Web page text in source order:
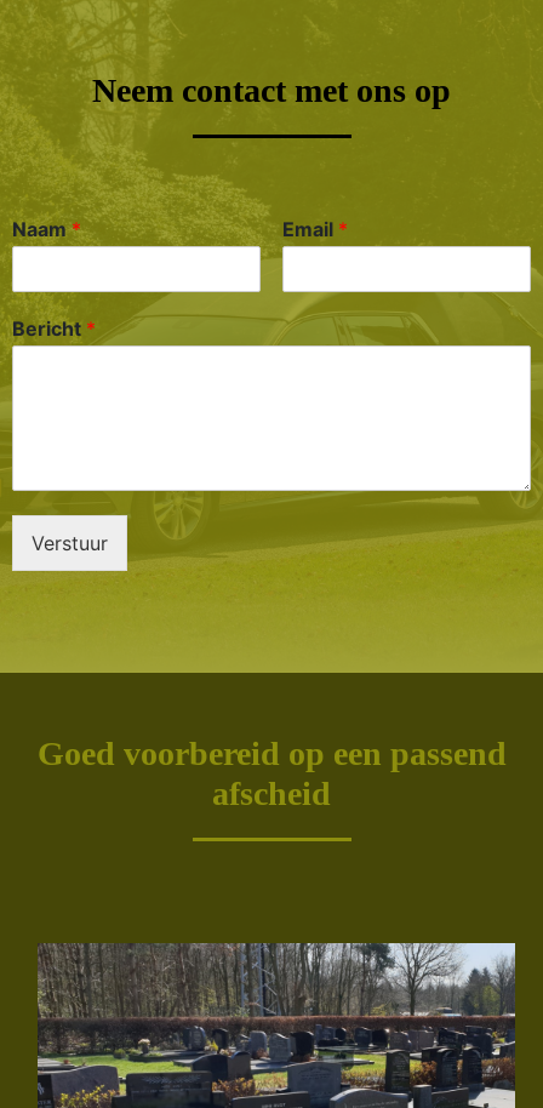
Neem contact met ons op
Naam* Email *
Bericht *
Verstuur
Goed voorbereid op een passend
afscheid